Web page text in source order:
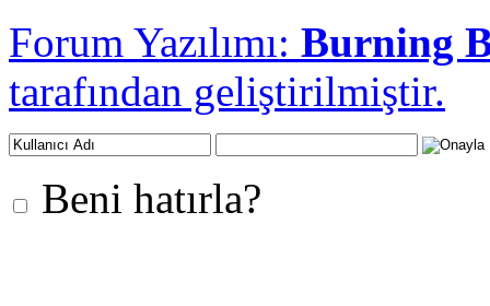
Forum Yazılımı: Burning
tarafından geliştirilmiştir.
Beni hatırla?